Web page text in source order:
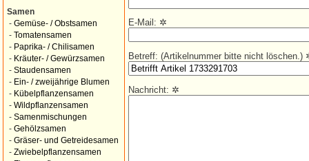
Samen
- Gemüse- / Obstsamen
- Tomatensamen
- Paprika- / Chilisamen
- Kräuter- / Gewürzsamen
- Staudensamen
- Ein- / zweijährige Blumen
- Kübelpflanzensamen
- Wildpflanzensamen
- Samenmischungen
- Gehölzsamen
- Gräser- und Getreidesamen
- Zwiebelpflanzensamen
E-Mail: ✲
Betreff: (Artikelnummer bitte nicht löschen.)
Nachricht: ✲